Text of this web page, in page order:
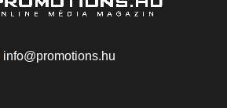
info@promotions.hu